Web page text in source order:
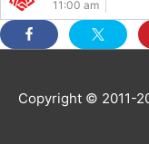
11:00 am
Copyright © 2011-